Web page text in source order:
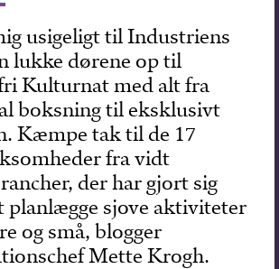
usigeligt til Industriens
lukke dørene op til
Kulturnat med alt fra
boksning til eksklusivt
Kæmpe tak til de 17
fra vidt
der har gjort sig
planlægge sjove aktiviteter
og små, blogger
Mette Krogh.